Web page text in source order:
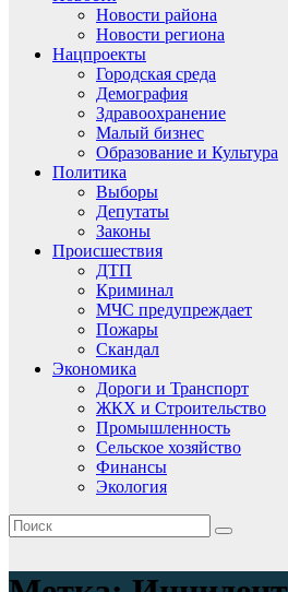
Новости района
Новости региона
Нацпроекты
Городская среда
Демография
Здравоохранение
Малый бизнес
Образование и Культура
Политика
Выборы
Депутаты
Законы
Происшествия
ДТП
Криминал
МЧС предупреждает
Пожары
Скандал
Экономика
Дороги и Транспорт
ЖКХ и Строительство
Промышленность
Сельское хозяйство
Финансы
Экология